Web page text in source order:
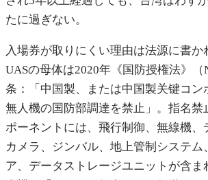
たに過ぎない。
入場券が取りにくい理由は法源に書か
UASの母体は2020年《国防授権法》（
条：「中国製、または中国製关键コン
無人機の国防部調達を禁止」。指名禁
ポーネントには、飛行制御、無線機、
カメラ、ジンバル、地上管制システム
ア、データストレージユニットが含ま